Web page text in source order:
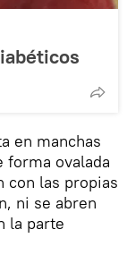
en manchas
forma ovalada
con las propias
ni se abren
la parte